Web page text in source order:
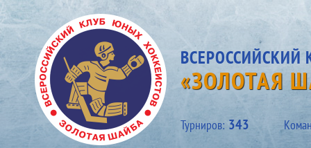
«ЗОЛОТАЯ
Турниров: 343